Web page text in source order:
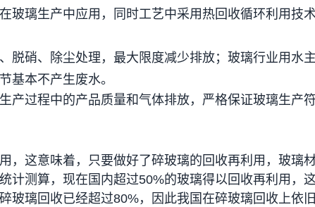
玻璃生产中应用，同时工艺中采用热回收循环利用技
硝、除尘处理，最大限度减少排放；玻璃行业用水
基本不产生废水。
过程中的产品质量和气体排放，严格保证玻璃生产
，这意味着，只要做好了碎玻璃的回收再利用，玻璃
计测算，现在国内超过50%的玻璃得以回收再利用，
玻璃回收已经超过80%，因此我国在碎玻璃回收上依